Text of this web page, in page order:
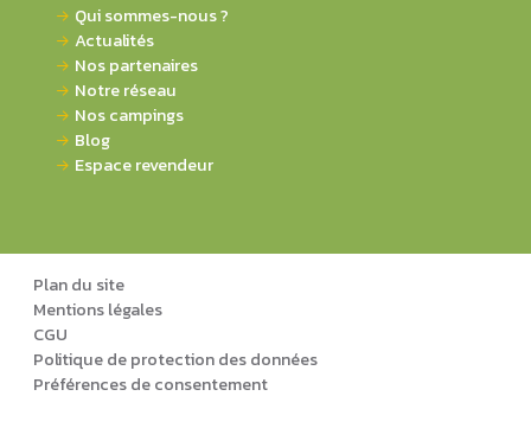
Qui sommes-nous ?
Actualités
Nos partenaires
Notre réseau
Nos campings
Blog
Espace revendeur
Plan du site
Mentions légales
CGU
Politique de protection des données
Préférences de consentement